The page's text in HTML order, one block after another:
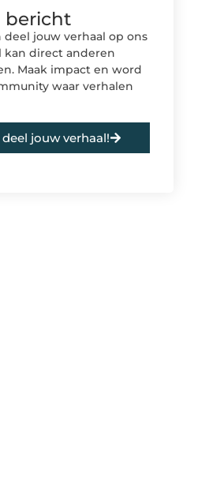
bericht
deel jouw verhaal op ons
kan direct anderen
Maak impact en word
waar verhalen
jouw verhaal!